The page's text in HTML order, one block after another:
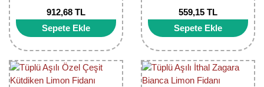
912,68 TL
Sepete Ekle
559,15 TL
Sepete Ekle